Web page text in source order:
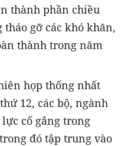
thành phần chiều
gỡ các khó khăn,
thành trong năm
họp thống nhất
12, các bộ, ngành
cố gắng trong
đó tập trung vào